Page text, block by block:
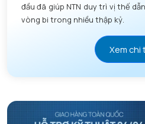
đầu đã giúp NTN duy trì vị thế
vòng bi trong nhiều thập kỷ.
Xem chi